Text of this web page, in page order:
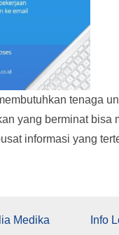
tenaga
yang berminat
informasi yang
Medika Info